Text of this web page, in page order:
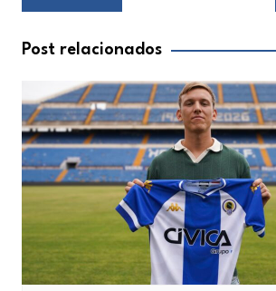
de
entradas
Post relacionados